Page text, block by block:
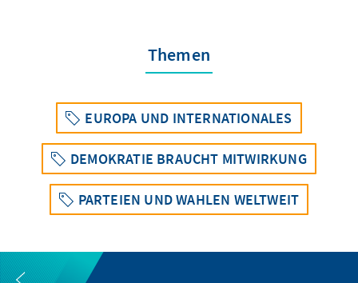
Themen
EUROPA UND INTERNATIONALES
DEMOKRATIE BRAUCHT MITWIRKUNG
PARTEIEN UND WAHLEN WELTWEIT